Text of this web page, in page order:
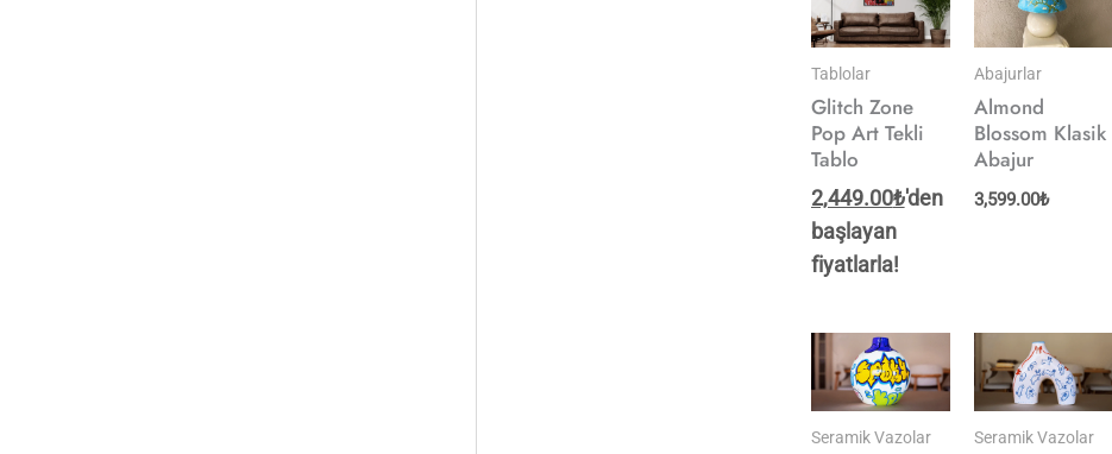
Tablolar
Glitch Zone
Pop Art Tekli
Tablo
2,449.00₺'den
başlayan
fiyatlarla!
Abajurlar
Almond
Blossom Klasik
Abajur
3,599.00₺
Seramik Vazolar Seramik Vazolar